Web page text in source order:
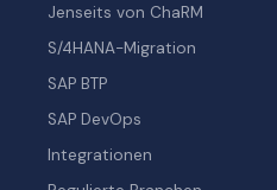
Jenseits von ChaRM
S/4HANA-Migration
SAP BTP
SAP DevOps
Integrationen